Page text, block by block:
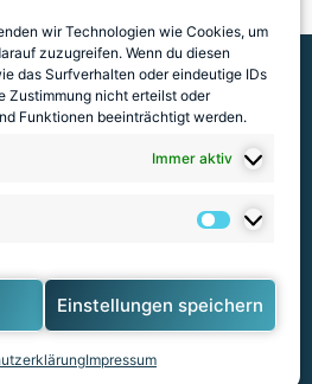
wir Technologien wie Cookies, um
zuzugreifen. Wenn du diesen
das Surfverhalten oder eindeutige IDs
Zustimmung nicht erteilst oder
Funktionen beeinträchtigt werden.
Immer aktiv
Einstellungen speichern
Impressum